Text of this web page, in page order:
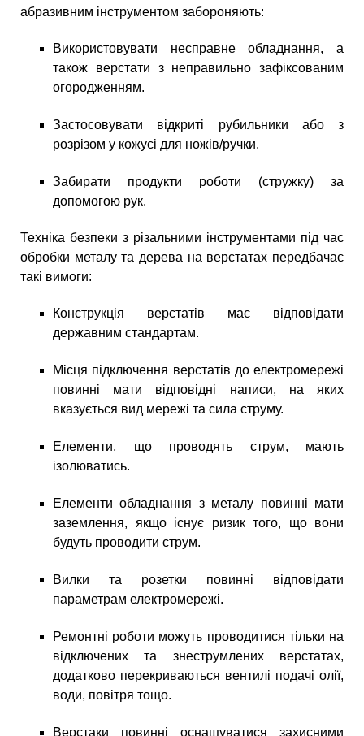
абразивним інструментом забороняють:
Використовувати несправне обладнання, а
також верстати з неправильно зафіксованим
огородженням.
Застосовувати відкриті рубильники або з
розрізом у кожусі для ножів/ручки.
Забирати продукти роботи (стружку) за
допомогою рук.
Техніка безпеки з різальними інструментами під час
обробки металу та дерева на верстатах передбачає
такі вимоги:
Конструкція верстатів має відповідати
державним стандартам.
Місця підключення верстатів до електромережі
повинні мати відповідні написи, на яких
вказується вид мережі та сила струму.
Елементи, що проводять струм, мають
ізолюватись.
Елементи обладнання з металу повинні мати
заземлення, якщо існує ризик того, що вони
будуть проводити струм.
Вилки та розетки повинні відповідати
параметрам електромережі.
Ремонтні роботи можуть проводитися тільки на
відключених та знеструмлених верстатах,
додатково перекриваються вентилі подачі олії,
води, повітря тощо.
Верстаки повинні оснащуватися захисними